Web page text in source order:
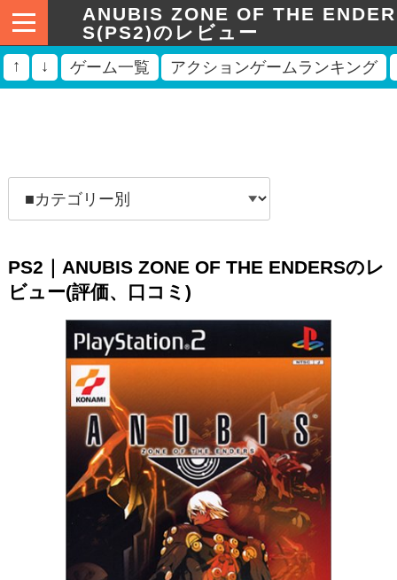
ANUBIS ZONE OF THE ENDER
S(PS2)のレビュー
↑ ↓ ゲーム一覧 アクションゲームランキング
PS2｜ANUBIS ZONE OF THE ENDERSのレ
ビュー(評価、口コミ)